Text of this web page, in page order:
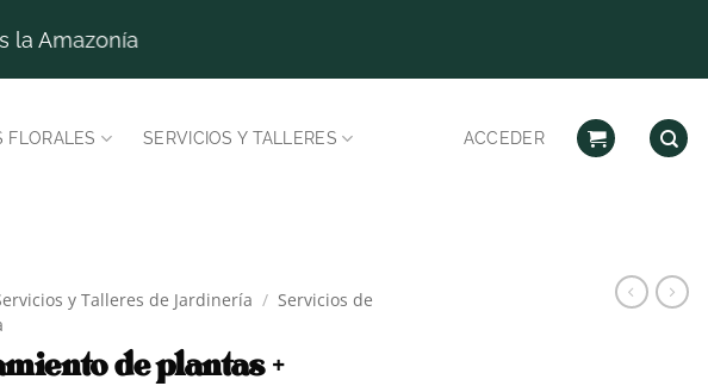
la Amazonía
FLORALES SERVICIOS Y TALLERES ACCEDER
y Talleres de Jardinería / Servicios de
de plantas +